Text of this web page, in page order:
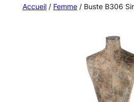
Accueil/ Femme/ Buste B306